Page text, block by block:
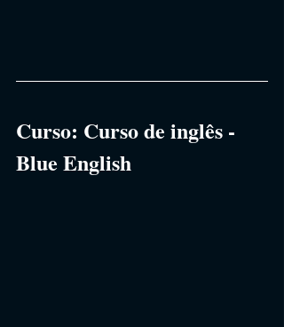
Curso: Curso de inglês -
Blue English